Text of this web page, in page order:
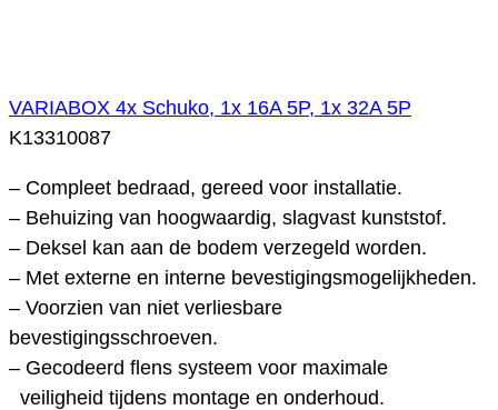
VARIABOX 4x Schuko, 1x 16A 5P, 1x 32A 5P
K13310087
– Compleet bedraad, gereed voor installatie.
– Behuizing van hoogwaardig, slagvast kunststof.
– Deksel kan aan de bodem verzegeld worden.
– Met externe en interne bevestigingsmogelijkheden.
– Voorzien van niet verliesbare
bevestigingsschroeven.
– Gecodeerd flens systeem voor maximale
veiligheid tijdens montage en onderhoud.